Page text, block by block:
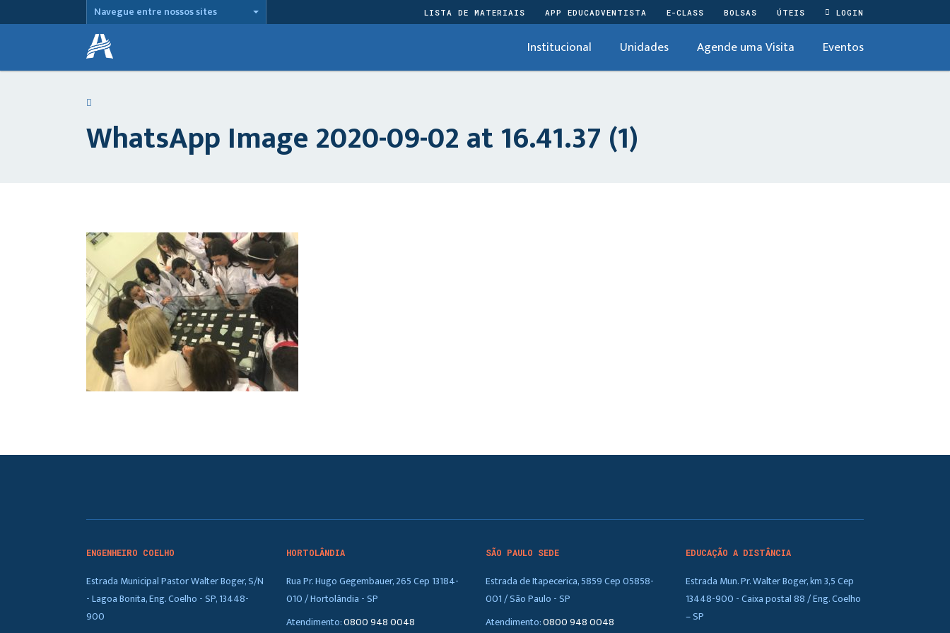
Navegue entre nossos sites LISTA DE MATERIAIS APP EDUCADVENTISTA E-CLASS BOLSAS ÚTEIS LOGIN
Institucional Unidades Agende uma Visita Eventos
WhatsApp Image 2020-09-02 at 16.41.37 (1)
ENGENHEIRO COELHO
Estrada Municipal Pastor Walter Boger, S/N
- Lagoa Bonita, Eng. Coelho - SP, 13448-
900
HORTOLÂNDIA
Rua Pr. Hugo Gegembauer, 265 Cep 13184-
010 / Hortolândia - SP
Atendimento:0800 948 0048
SÃO PAULO SEDE
Estrada de Itapecerica, 5859 Cep 05858-
001 / São Paulo - SP
Atendimento:0800 948 0048
EDUCAÇÃO A DISTÂNCIA
Estrada Mun. Pr. Walter Boger, km 3,5 Cep
13448-900 - Caixa postal 88 / Eng. Coelho
– SP